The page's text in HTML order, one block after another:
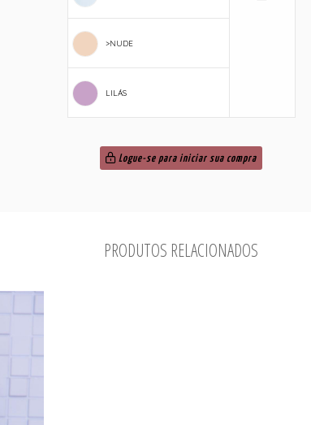
>NUDE
LILÁS
Logue-se para iniciar sua compra
PRODUTOS RELACIONADOS